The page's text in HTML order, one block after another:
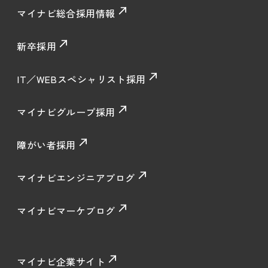
マイナビ総合採用情報
新卒採用
IT／WEBスペシャリスト採用
マイナビグループ採用
障がい者採用
マイナビエンジニアブログ
マイナビマーケブログ
マイナビ企業サイト